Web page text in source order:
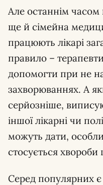
Але останнім
ще й сімейна
працюють лікарі
правило –
допомогти при не
захворюваннях. А
серйозніше,
іншої лікарні чи
можуть дати,
стосується
Серед популярних